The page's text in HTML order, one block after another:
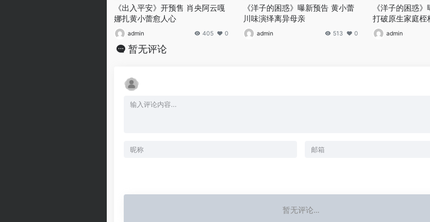
《出入平安》开预售 肖央阿云嘎
娜扎黄小蕾愈人心
admin 405 0
《洋子的困惑》曝新预告 黄小蕾
川味演绎离异母亲
admin 513 0
《洋子的困惑
打破原生家庭桎
admin
暂无评论
暂无评论...